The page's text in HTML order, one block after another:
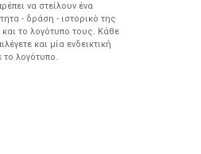
να στείλουν ένα
- δράση - ιστορικό της
το λογότυπο τους. Κάθε
και μία ενδεικτική
λογότυπο.